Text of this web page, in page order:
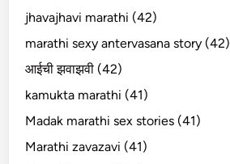
jhavajhavi marathi (42)
marathi sexy antervasana story (42)
आईची झवाझवी (42)
kamukta marathi (41)
Madak marathi sex stories (41)
Marathi zavazavi (41)